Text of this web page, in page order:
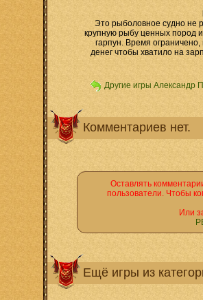
Это рыболовное судно не
крупную рыбу ценных пород
гарпун. Время
денег чтобы хватило на
Другие игры Александр
Комментариев нет.
Оставлять
пользователи. Чтобы
Или
Ещё игры из